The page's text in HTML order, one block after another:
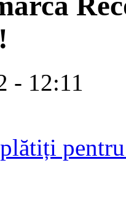
- 12:11